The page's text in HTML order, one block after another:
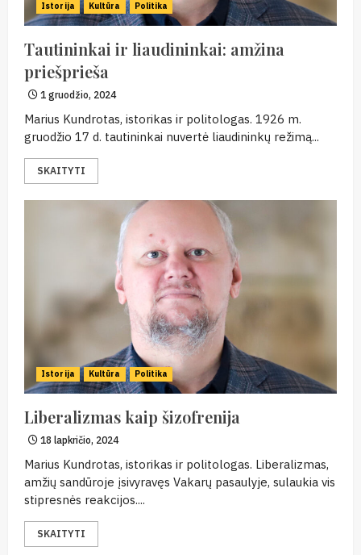
Istorija Kultūra Politika
Tautininkai ir liaudininkai: amžina
priešprieša
1 gruodžio, 2024
Marius Kundrotas, istorikas ir politologas. 1926 m.
gruodžio 17 d. tautininkai nuvertė liaudininkų režimą...
SKAITYTI
Istorija Kultūra Politika
Liberalizmas kaip šizofrenija
18 lapkričio, 2024
Marius Kundrotas, istorikas ir politologas. Liberalizmas,
amžių sandūroje įsivyravęs Vakarų pasaulyje, sulaukia vis
stipresnės reakcijos....
SKAITYTI